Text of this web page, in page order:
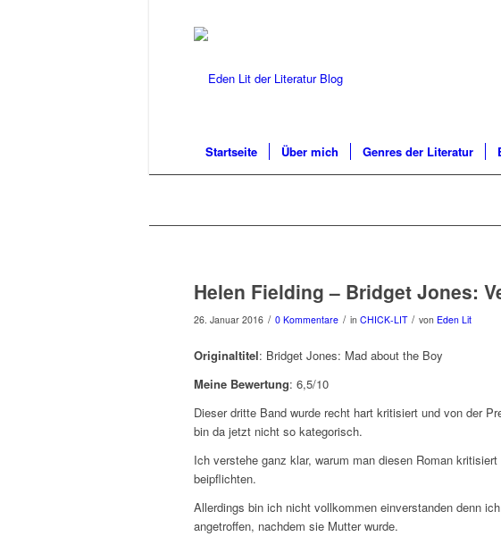
Startseite Über mich Genres der Literatur
Helen Fielding – Bridget Jones:
26. Januar 2016 / 0 Kommentare / in CHICK-LIT / von Eden Lit
Originaltitel: Bridget Jones: Mad about the Boy
Meine Bewertung: 6,5/10
Dieser dritte Band wurde recht hart kritisiert und von der
bin da jetzt nicht so kategorisch.
Ich verstehe ganz klar, warum man diesen Roman
beipflichten.
Allerdings bin ich nicht vollkommen einverstanden denn
angetroffen, nachdem sie Mutter wurde.